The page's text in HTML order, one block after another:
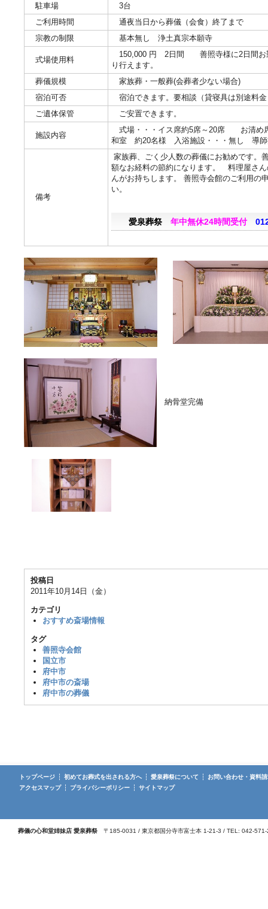
駐車場
3台
ご利用時間
通夜当日から葬儀（会食）終了まで
宗教の制限
基本無し 浄土真宗本願寺
式場使用料
150,000 円 2日間 善照寺様に2日間お
り行えます。
葬儀規模
家族葬・一般葬(会葬者少ない場合)
宿泊可否
宿泊できます。要相談（貸寝具は別途料
ご遺体保管
ご安置できます。
施設内容
式場・・・イス席約5席～20席 お清め
和室 約20名様 入浴施設・・・無し 導師
備考
家族葬、ごく少人数の葬儀にお勧めです。
額なお経料の節約になります。 料理屋さ
んがお持ちします。 善照寺会館のご利用の
い。
愛泉葬祭 年中無休24時間受付
納骨堂完備
投稿日
2011年10月14日（金）
カテゴリ
おすすめ斎場情報
タグ
善照寺会館
国立市
府中市
府中市の斎場
府中市の葬儀
トップページ 初めてお葬式を出される方へ 愛泉葬祭について
お問い合わせ・資料
アクセスマップ
プライバシーポリシー サイトマップ
葬儀の心和堂姉妹店 愛泉葬祭 〒185-0031 / 東京都国分寺市富士本 1-21-3 / TEL: 042-